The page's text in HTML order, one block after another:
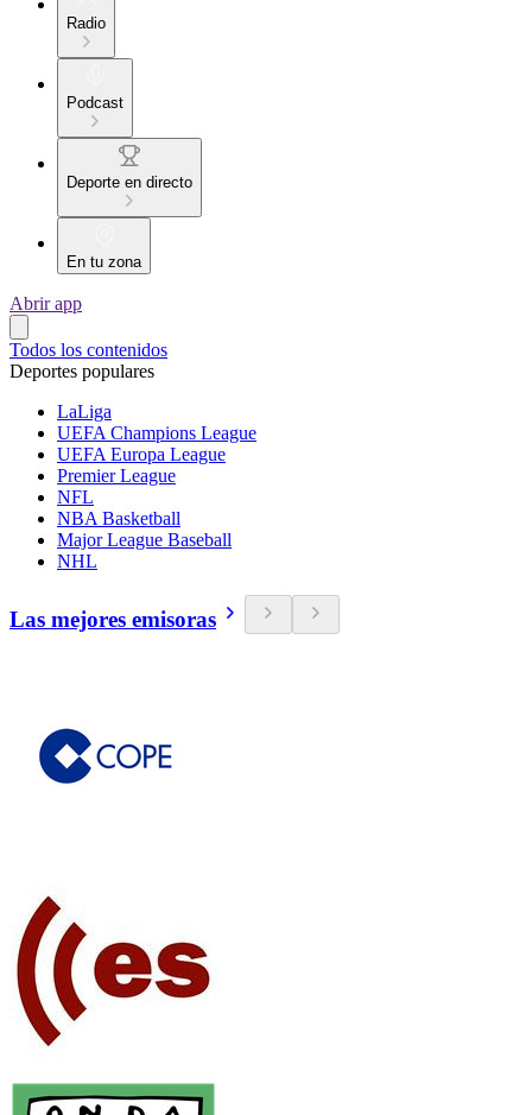
Radio
Podcast
Deporte en directo
En tu zona
Abrir app
Todos los contenidos
Deportes populares
LaLiga
UEFA Champions League
UEFA Europa League
Premier League
NFL
NBA Basketball
Major League Baseball
NHL
Las mejores emisoras